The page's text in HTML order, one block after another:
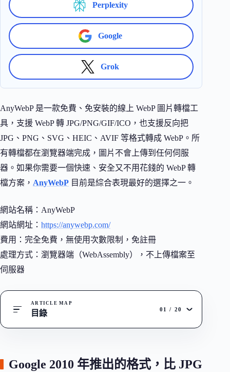
Perplexity
Google
Grok
AnyWebP 是一款免費、免安裝的線上 WebP 圖片轉檔工
具，支援 WebP 轉 JPG/PNG/GIF/ICO，也支援反向把
JPG、PNG、SVG、HEIC、AVIF 等格式轉成 WebP。所
有轉檔都在瀏覽器端完成，圖片不會上傳到任何伺服
器。如果你需要一個快速、安全又不用花錢的 WebP 轉
檔方案， AnyWebP 目前是綜合表現最好的選擇之一。
網站名稱：AnyWebP
網站網址： https://anywebp.com/
費用：完全免費，無使用次數限制，免註冊
處理方式：瀏覽器端（WebAssembly），不上傳檔案至
伺服器
ARTICLE MAP
目錄 01 / 20
Google 2010 年推出的格式，比 JPG